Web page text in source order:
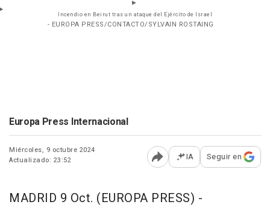
Incendio en Beirut tras un ataque del Ejército de Israel
- EUROPA PRESS/CONTACTO/SYLVAIN ROSTAING
Europa Press Internacional
Miércoles, 9 octubre 2024
Actualizado: 23:52
Abrir opciones para
IA Seguir en
MADRID 9 Oct. (EUROPA PRESS) -